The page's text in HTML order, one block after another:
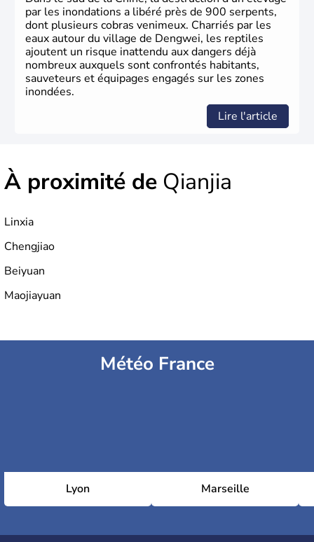
la poudre à canon.
par les inondations a libéré près de 900 serpents,
dont plusieurs cobras venimeux. Charriés par les
eaux autour du village de Dengwei, les reptiles
ajoutent un risque inattendu aux dangers déjà
nombreux auxquels sont confrontés habitants,
sauveteurs et équipages engagés sur les zones
inondées.
Lire l'article
À proximité de Qianjia
Linxia
Chengjiao
Beiyuan
Maojiayuan
Météo France
Lyon Marseille